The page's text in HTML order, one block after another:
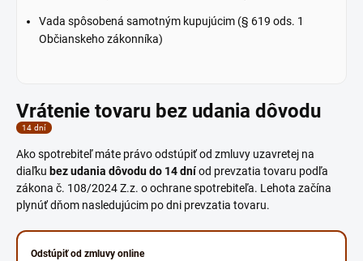
Vada spôsobená samotným kupujúcim (§ 619 ods. 1
Občianskeho zákonníka)
Vrátenie tovaru bez udania dôvodu
14 dní
Ako spotrebiteľ máte právo odstúpiť od zmluvy uzavretej na
diaľku bez udania dôvodu do 14 dníod prevzatia tovaru podľa
zákona č. 108/2024 Z.z. o ochrane spotrebiteľa. Lehota začína
plynúť dňom nasledujúcim po dni prevzatia tovaru.
Odstúpiť od zmluvy online